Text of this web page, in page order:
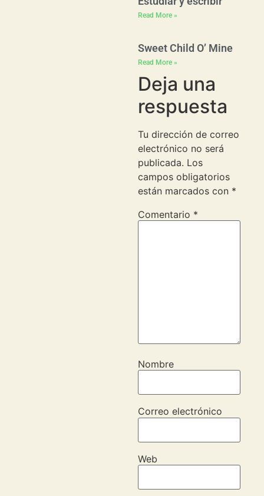
Read More »
Sweet Child O’ Mine
Read More »
Deja una
respuesta
Tu dirección de correo
electrónico no será
publicada. Los
campos obligatorios
están marcados con *
Comentario *
Nombre
Correo electrónico
Web